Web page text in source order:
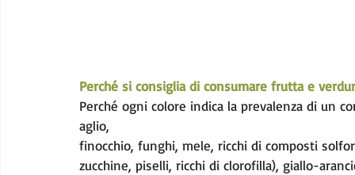
Perché si consiglia di consumare frutta e
Perché ogni colore indica la prevalenza di un
aglio,
finocchio, funghi, mele, ricchi di composti
zucchine, piselli, ricchi di clorofilla), giallo-